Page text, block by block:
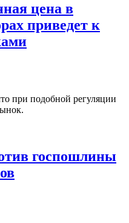
цена в
приведет к
при подобной регуляции
госпошлины